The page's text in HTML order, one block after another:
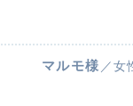
マルモ様 ／女